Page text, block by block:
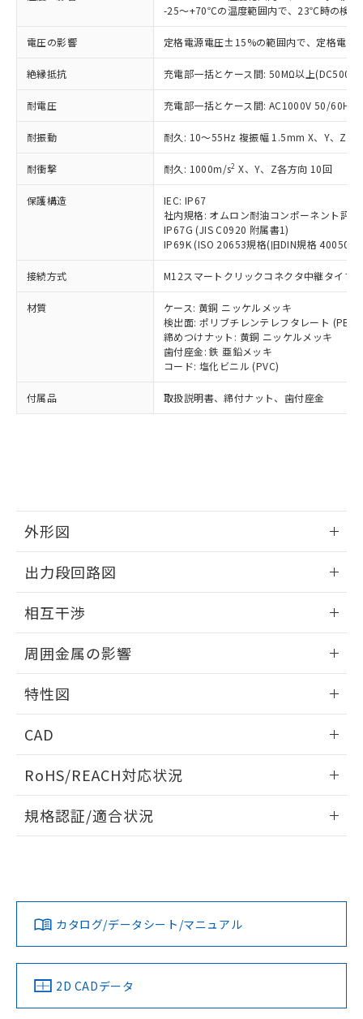
-25～+70℃の温度範囲内で、23℃時の検
電圧の影響 定格電源電圧±15%の範囲内で、定格電
絶縁抵抗 充電部一括とケース間: 50MΩ以上(DC500V
耐電圧 充電部一括とケース間: AC1000V 50/60Hz
耐振動 耐久: 10～55Hz 複振幅 1.5mm X、Y、Z各
耐衝撃 耐久: 1000m/s2 X、Y、Z各方向 10回
保護構造
IEC: IP67
社内規格: オムロン耐油コンポーネント評
IP67G (JIS C0920 附属書1)
IP69K (ISO 20653規格(旧DIN規格 40050
接続方式 M12スマートクリックコネクタ中継タイプ
材質
ケース: 黄銅 ニッケルメッキ
検出面: ポリブチレンテレフタレート (PBT)
締めつけナット: 黄銅 ニッケルメッキ
歯付座金: 鉄 亜鉛メッキ
コード: 塩化ビニル (PVC)
付属品 取扱説明書、締付ナット、歯付座金
外形図
外形図
出力段回路図
出力段回路図
タイムチャート
相互干渉
相互干渉
A: 300mm以上、B: 200mm以上
周囲金属の影響
周囲金属の影響
特性図
検出物体の大きさと材質による影響
CAD
ドすることができます。
ログイン/会員登録
ダウンロードデータをご利用いただく前に、以下を必ずお読
みください。
ソフトウェアの使用条件
RoHS/REACH対応状況
EU RoHS 注意事項・凡例
対応済み
中国 RoHS 注意事項・凡例
規格認証/適合状況
LR型式承認
（イギリス
船舶規格）
DNV型式承認
（ノルウェー
BV型式承認
（フランス
KR型式
（韓国
No No No No
カタログ/データシート/マニュアル
2D CADデータ
本サービスの対象外となる商品もある
ことをご了承ください。
在庫状況および標準価格照会結果は、
記載している更新日時点での社内デー
タに基づき作成されるものであり、閲
覧された時点での実際の在庫および標
準価格とは異なる場合があることをご
正式な納期状況および標準価格はお客
様のお取引先、またはお客様担当のオ
ムロン制御機器販売店・当社販売員に
ご相談ください。
オムロン制御機器販売店や当社販売拠
販売ネットワーク
」をご確認
在庫状況および標準価格結果を当社の
事前の承諾なく第三者に漏洩または開
示しないようお願いします。
マイパーツ機能（部品リスト作成サー
ビス）をご利用いただくには、I-Web
メンバーズにご登録されている必要が
お客様が当ウェブサイト上で当社にご
登録された部品リストについて、当社
および当社の共同利用者が、当社の製
いたものが、含有品と判明した場合などや
むを得ず変更することがあります。
*EU RoHS指令（10物質）：
鉛(Pb) 1000ppm以下、 水銀(Hg) 1000ppm以下、 カド
ミウム(Cd) 100ppm以下、
六価クロム(Cr(Ⅵ)) 1000ppm以下、ポリ臭化ビフェニル
類(PBB) 1000ppm以下、ポリ臭化ジフェニルエーテル類
(PBDE) 1000ppm以下、フタル酸ビス(2-エチルヘキシ
ル) (DEHP)(別名：DOP) 1000ppm以下、フタル酸ブチ
ルベンジル（BBP） 1000ppm以下、フタル酸ジブチル
（DBP） 1000ppm以下、フタル酸ジイソブチル
適用除外項目は除く。
フタル酸エステル類の４物質については閾値を超える意
図的な使用がないことを確認しています。
※2 対応予定月
部品在庫の切り替え状況などにより、予定
月が前後することがあります。
※3 非含有証明書ダウンロード
※本証明書は発行日時点で非含有を証明す
るもので、過去に遡って非含有を証明する
ものではありません。
また、RoHS指令のフタル酸エステル類４
物質の対応では、対応完了までの期間は出
欄に対応日を記載しておりました。
既に当社にて対応品への在庫切替を完了
していることから、特段のことがない限
す。
基準値を超えていることを示します。
い合わせください。
Cr(Ⅵ)(六価クロム) : 1000ppm、 PBBs(ポリ臭化ビフェ
ニル類) : 1000ppm、 PBDEs(ポリ臭化ジフェニルエーテ
DBP(フタル酸ジブチル) : 1000ppm、 DIBP(フタル酸ジ
イソブチル) : 1000ppm、 BBP(フタル酸ブチルベンジ
※2 環境保護使用期限
「ｅ」：有害物質（10物質）のすべてが基
準値以下であることを示します。
「10」：通常の使用状況下において有害物
質が外部に漏えいし、環境に深刻な影響を
及ぼさない年数を意味します。
「－」：未確認です。当社販売部門へお問
当社は、これら貴社製品のうち、外国
為替および外国貿易法に定める商品
（以下｢規制貨物等」という）を輸出
または国外への提供する場合は、日本
国政府の輸出許可(または役務取引許
可)を取得するなどの必要な手続きを
当社は規制貨物を破棄する場合は、完
全に破砕するなど、違法に輸出されな
いよう必要な手段を講じます。
ル、化学兵器、生物兵器またはその他
武器並びにこれらの製造装置等に一切
使用いたしません。
当社は、貴社製品を第三者に販売する
場合は、上記1、2および3の内容を当
該第三者に通知します。また当社は、
販売先および販売に係わる関係者が違
法に輸出するおそれがある場合は、取
り引きをいたしません。
一定数以上の在庫あり
一定数には満たないが在庫あり
在庫なし(最新の在庫状況につ
いては、お客様のお取引先、ま
たはお客様担当のオムロン制御
機器販売店・当社販売員にご確
認ください)
受注生産機種、また在庫状況の
情報を公開していない機種